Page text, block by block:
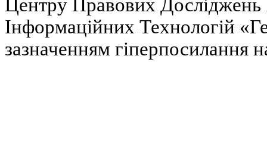
Центру Правових Досліджень
Інформаційних Технологій
зазначенням гіперпосилання